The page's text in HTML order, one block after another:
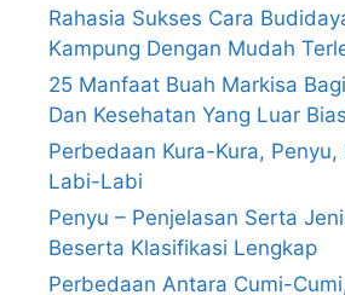
Rahasia Sukses Cara
Kampung Dengan Mudah
25 Manfaat Buah Markisa
Dan Kesehatan Yang Luar
Perbedaan Kura-Kura, Penyu,
Labi-Labi
Penyu – Penjelasan Serta
Beserta Klasifikasi Lengkap
Perbedaan Antara Cumi-